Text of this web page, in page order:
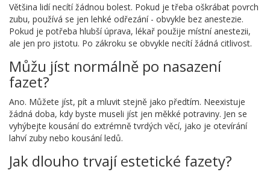
Většina lidí necítí žádnou bolest. Pokud je třeba oškrábat povrch
zubu, používá se jen lehké odřezání - obvykle bez anestezie.
Pokud je potřeba hlubší úprava, lékař použije místní anestezii,
ale jen pro jistotu. Po zákroku se obvykle necítí žádná citlivost.
Můžu jíst normálně po nasazení
fazet?
Ano. Můžete jíst, pít a mluvit stejně jako předtím. Neexistuje
žádná doba, kdy byste museli jíst jen měkké potraviny. Jen se
vyhýbejte kousání do extrémně tvrdých věcí, jako je otevírání
lahví zuby nebo kousání ledů.
Jak dlouho trvají estetické fazety?